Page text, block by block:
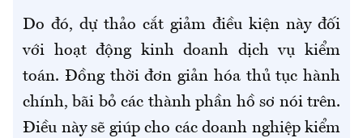
Do đó, dự thảo cắt giảm điều kiện này đối
với hoạt động kinh doanh dịch vụ kiểm
toán. Đồng thời đơn giản hóa thủ tục hành
chính, bãi bỏ các thành phần hồ sơ nói trên.
Điều này sẽ giúp cho các doanh nghiệp kiểm